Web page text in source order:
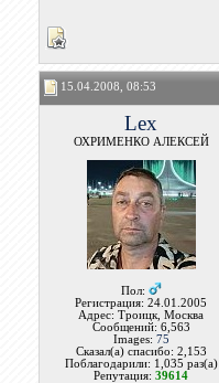
15.04.2008, 08:53
Lex
ОХРИМЕНКО АЛЕКСЕЙ
Пол:
Регистрация: 24.01.2005
Адрес: Троицк, Москва
Сообщений: 6,563
Images: 75
Сказал(а) спасибо: 2,153
Поблагодарили: 1,035 раз(а)
Репутация:39614